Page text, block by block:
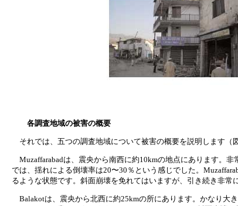
各調査地域の被害の概要
それでは、五つの調査地域について被害の概要を説明します（
Muzaffarabadは、震央から南西に約10kmの地点にあります。
では、揺れによる倒壊率は20〜30％という感じでした。
るような状態です。斜面崩壊を免れてはいますが、引き続き非常
Balakotは、震央から北西に約25kmの所にあります。かなり大